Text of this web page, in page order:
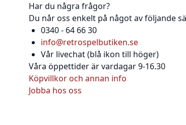
Har du några frågor?
Du når oss enkelt på något av följande
0340 - 64 66 30
info@retrospelbutiken.se
Vår livechat (blå ikon till höger)
Våra öppettider är vardagar 9-16.30
Köpvillkor och annan info
Jobba hos oss